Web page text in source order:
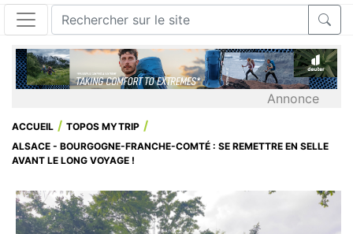
Annonce
ACCUEIL
TOPOS MYTRIP
ALSACE - BOURGOGNE-FRANCHE-COMTÉ : SE REMETTRE EN SELLE
AVANT LE LONG VOYAGE !